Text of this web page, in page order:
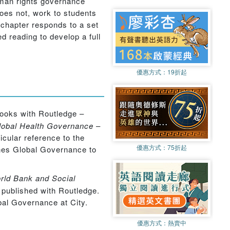
not, work to students
responds to a set
reading to develop a full
with Routledge –
Health Governance –
reference to the
Global Governance to
Bank and Social
with Routledge.
Governance at City.
優惠方式： 19折起
優惠方式： 75折起
優惠方式： 熱賣中